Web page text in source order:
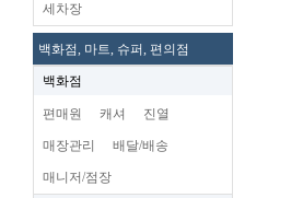
세차장
백화점, 마트, 슈퍼, 편의점
백화점
편매원 캐셔 진열
매장관리 배달/배송
매니저/점장